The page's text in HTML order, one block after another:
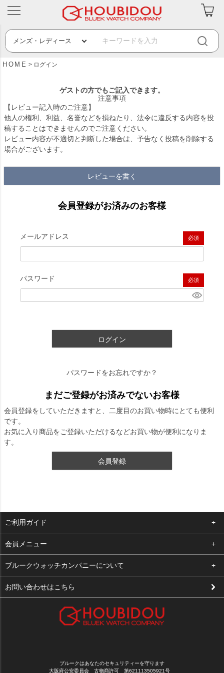
HOME ログイン
ゲストの方でもご記入できます。
注意事項
【レビュー記入時のご注意】
他人の権利、利益、名誉などを損ねたり、法令に違反する内容を投
稿することはできませんのでご注意ください。
レビュー内容が不適切と判断した場合は、予告なく投稿を削除する
場合がございます。
レビューを書く
会員登録がお済みのお客様
メールアドレス
(必須)
パスワード
(必須)
ログイン
パスワードをお忘れですか？
まだご登録がお済みでないお客様
会員登録をしていただきますと、二度目のお買い物時にとても便利
です。
お気に入り商品をご登録いただけるなどお買い物が便利になりま
す。
会員登録
ご利用ガイド
よくある質問
支払い・送料
修理依頼
会員メニュー
ログイン
お気に入り
ブルークウォッチカンパニーについて
会社概要
お問い合わせはこちら
ブルークはあなたのセキュリティーを守ります
大阪府公安委員会 古物商許可 第621113505921号